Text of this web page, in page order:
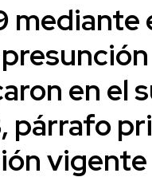
en el
párrafo